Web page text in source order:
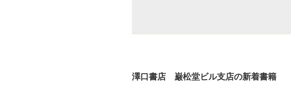
澤口書店 巌松堂ビル支店の新着書籍